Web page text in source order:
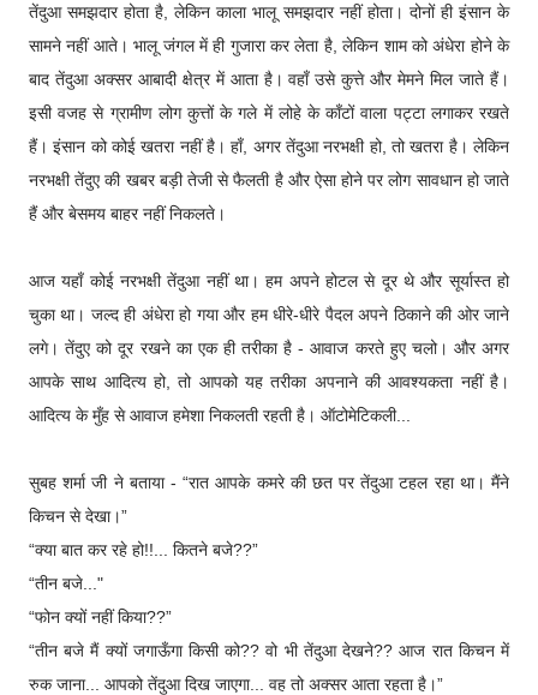
तेंदुआ समझदार होता है, लेकिन काला भालू समझदार नहीं होता। दोनों ही इंसान के
सामने नहीं आते। भालू जंगल में ही गुजारा कर लेता है, लेकिन शाम को अंधेरा होने के
बाद तेंदुआ अक्सर आबादी क्षेत्र में आता है। वहाँ उसे कुत्ते और मेमने मिल जाते हैं।
इसी वजह से ग्रामीण लोग कुत्तों के गले में लोहे के काँटों वाला पट्टा लगाकर रखते
हैं। इंसान को कोई खतरा नहीं है। हाँ, अगर तेंदुआ नरभक्षी हो, तो खतरा है। लेकिन
नरभक्षी तेंदुए की खबर बड़ी तेजी से फैलती है और ऐसा होने पर लोग सावधान हो जाते
हैं और बेसमय बाहर नहीं निकलते।
आज यहाँ कोई नरभक्षी तेंदुआ नहीं था। हम अपने होटल से दूर थे और सूर्यास्त हो
चुका था। जल्द ही अंधेरा हो गया और हम धीरे-धीरे पैदल अपने ठिकाने की ओर जाने
लगे। तेंदुए को दूर रखने का एक ही तरीका है - आवाज करते हुए चलो। और अगर
आपके साथ आदित्य हो, तो आपको यह तरीका अपनाने की आवश्यकता नहीं है।
आदित्य के मुँह से आवाज हमेशा निकलती रहती है। ऑटोमेटिकली...
सुबह शर्मा जी ने बताया - “रात आपके कमरे की छत पर तेंदुआ टहल रहा था। मैंने
किचन से देखा।”
“क्या बात कर रहे हो!!... कितने बजे??”
“तीन बजे..."
“फोन क्यों नहीं किया??”
“तीन बजे मैं क्यों जगाऊँगा किसी को?? वो भी तेंदुआ देखने?? आज रात किचन में
रुक जाना... आपको तेंदुआ दिख जाएगा... वह तो अक्सर आता रहता है।”